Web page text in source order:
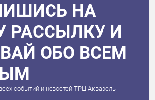
НА
РАССЫЛКУ И
ОБО ВСЕМ
событий и новостей ТРЦ Акварель